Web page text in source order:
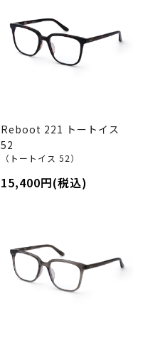
Reboot 221 トートイス
52
（トートイス 52）
15,400円(税込)